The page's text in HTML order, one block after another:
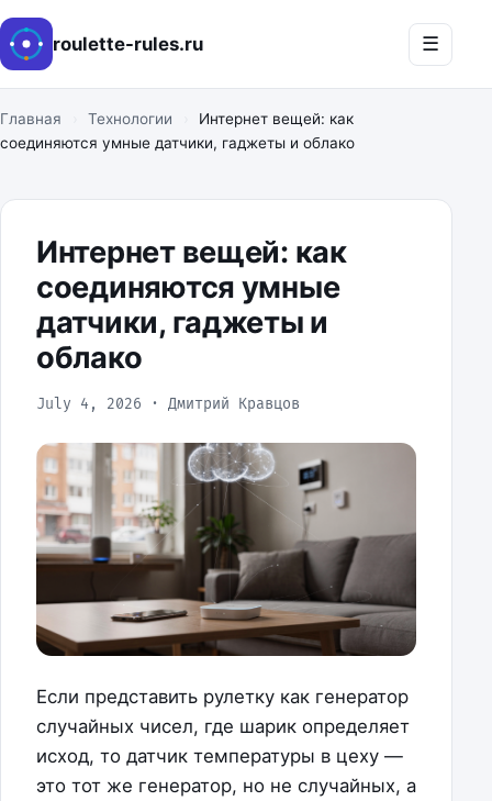
roulette-rules.ru ☰
Главная Технологии
Интернет вещей: как
соединяются умные датчики, гаджеты и облако
Интернет вещей: как
соединяются умные
датчики, гаджеты и
облако
July 4, 2026 · Дмитрий Кравцов
Если представить рулетку как генератор
случайных чисел, где шарик определяет
исход, то датчик температуры в цеху —
это тот же генератор, но не случайных, а